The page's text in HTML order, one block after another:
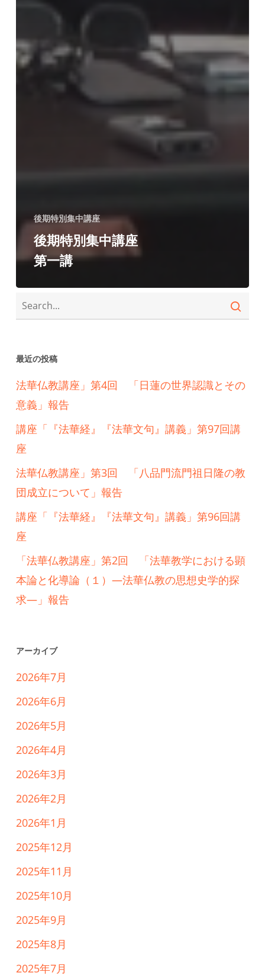
後期特別集中講座
後期特別集中講座
第一講
最近の投稿
法華仏教講座」第4回 「日蓮の世界認識とその
意義」報告
講座「『法華経』『法華文句』講義」第97回講
座
法華仏教講座」第3回 「八品門流門祖日隆の教
団成立について」報告
講座「『法華経』『法華文句』講義」第96回講
座
「法華仏教講座」第2回 「法華教学における顕
本論と化導論（１）―法華仏教の思想史学的探
求―」報告
アーカイブ
2026年7月
2026年6月
2026年5月
2026年4月
2026年3月
2026年2月
2026年1月
2025年12月
2025年11月
2025年10月
2025年9月
2025年8月
2025年7月